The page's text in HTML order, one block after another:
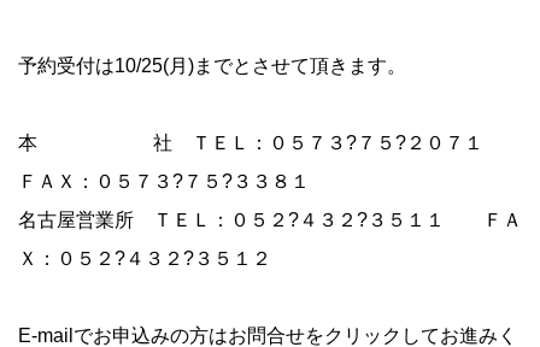
予約受付は10/25(月)までとさせて頂きます。
本 社 ＴＥＬ：０５７３?７５?２０７１
ＦＡＸ：０５７３?７５?３３８１
名古屋営業所 ＴＥＬ：０５２?４３２?３５１１ ＦＡ
Ｘ：０５２?４３２?３５１２
E-mailでお申込みの方はお問合せをクリックしてお進みく